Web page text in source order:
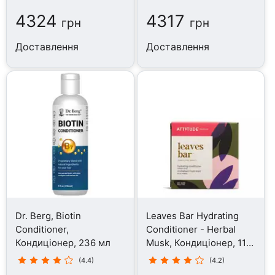
4324 грн
Доставлення
4317 грн
Доставлення
Dr. Berg, Biotin
Conditioner,
Кондиціонер, 236 мл
(4.4)
Leaves Bar Hydrating
Conditioner - Herbal
Musk, Кондиціонер, 113
г
(4.2)